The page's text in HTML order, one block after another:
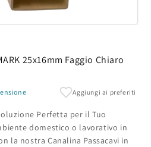
25x16mm Faggio Chiaro
Aggiungi ai preferiti
Perfetta per il Tuo
domestico o lavorativo in
la nostra Canalina Passacavi in